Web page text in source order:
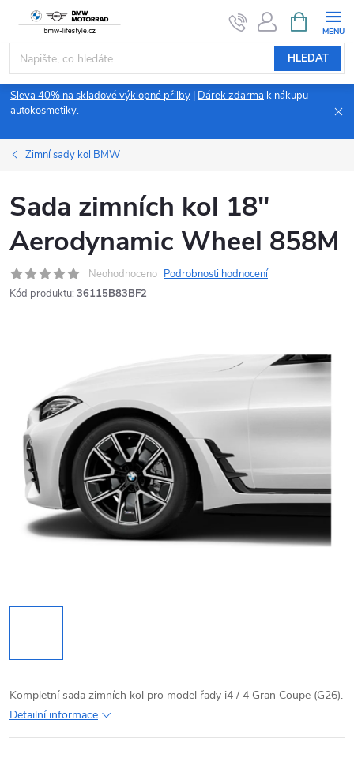
obsah
HLEDAT
NÁKUPNÍ
KOŠÍK
Sleva 40% na skladové výklopné přilby Dárek zdarma k nákupu
autokosmetiky.
Zimní sady kol BMW
Sada zimních kol 18"
Aerodynamic Wheel 858M
Neohodnoceno Podrobnosti hodnocení
Kód produktu: 36115B83BF2
Kompletní sada zimních kol pro model řady i4 / 4 Gran Coupe (G26).
Detailní informace